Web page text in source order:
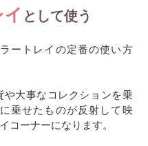
として使う
ートレイの定番の使い方
や大事なコレクションを乗
乗せたものが反射して映
コーナーになります。